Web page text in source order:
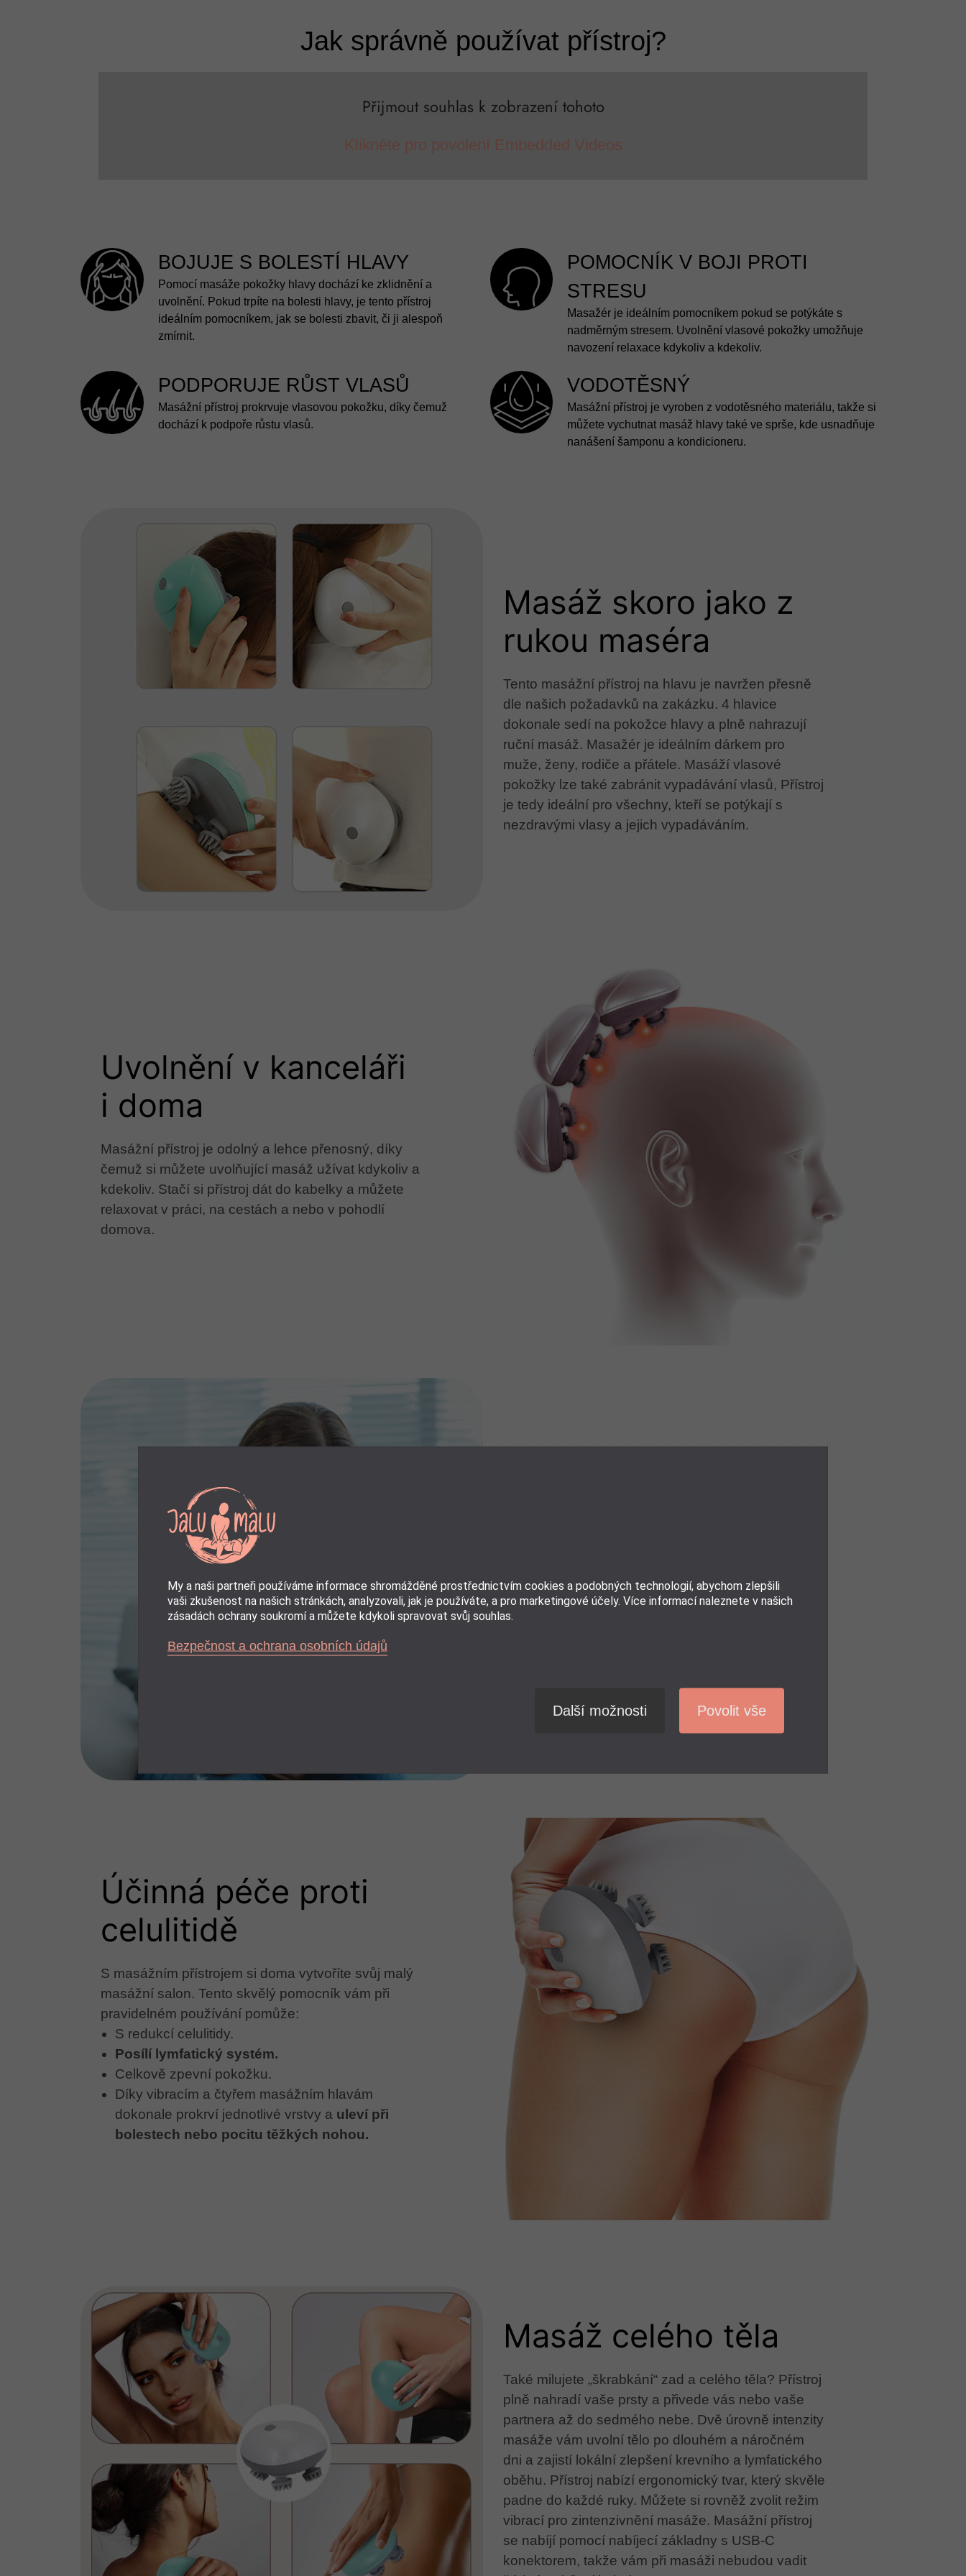
Jak správně používat přístroj?
Přijmout souhlas k zobrazení tohoto
Klikněte pro povolení Embedded Videos
BOJUJE S BOLESTÍ HLAVY
Pomocí masáže pokožky hlavy dochází ke zklidnění a
uvolnění. Pokud trpíte na bolesti hlavy, je tento přístroj
ideálním pomocníkem, jak se bolesti zbavit, či ji alespoň
zmírnit.
POMOCNÍK V BOJI PROTI
STRESU
Masažér je ideálním pomocníkem pokud se potýkáte s
nadměrným stresem. Uvolnění vlasové pokožky umožňuje
navození relaxace kdykoliv a kdekoliv.
PODPORUJE RŮST VLASŮ
Masážní přístroj prokrvuje vlasovou pokožku, díky čemuž
dochází k podpoře růstu vlasů.
VODOTĚSNÝ
Masážní přístroj je vyroben z vodotěsného materiálu, takže si
můžete vychutnat masáž hlavy také ve sprše, kde usnadňuje
nanášení šamponu a kondicioneru.
Masáž skoro jako z
rukou maséra​
Tento masážní přístroj na hlavu je navržen přesně
dle našich požadavků na zakázku. 4 hlavice
dokonale sedí na pokožce hlavy a plně nahrazují
ruční masáž. Masažér je ideálním dárkem pro
muže, ženy, rodiče a přátele. Masáží vlasové
pokožky lze také zabránit vypadávání vlasů, Přístroj
je tedy ideální pro všechny, kteří se potýkají s
nezdravými vlasy a jejich vypadáváním.
Uvolnění v kanceláři
i doma​
Masážní přístroj je odolný a lehce přenosný, díky
čemuž si můžete uvolňující masáž užívat kdykoliv a
kdekoliv. Stačí si přístroj dát do kabelky a můžete
relaxovat v práci, na cestách a nebo v pohodlí
domova.
Migrény a bolesti hlavy jsou často způsobené
stresujícími situacemi a únavou. Pomocí masážního
Účinná péče proti
celulitidě
S masážním přístrojem si doma vytvoříte svůj malý
masážní salon. Tento skvělý pomocník vám při
pravidelném používání pomůže:
S redukcí celulitidy.
Posílí lymfatický systém.
Celkově zpevní pokožku.
Díky vibracím a čtyřem masážním hlavám
dokonale prokrví jednotlivé vrstvy a uleví při
bolestech nebo pocitu těžkých nohou.
Masáž celého těla
Také milujete „škrabkání“ zad a celého těla? Přístroj
plně nahradí vaše prsty a přivede vás nebo vaše
partnera až do sedmého nebe. Dvě úrovně intenzity
masáže vám uvolní tělo po dlouhém a náročném
dni a zajistí lokální zlepšení krevního a lymfatického
oběhu. Přístroj nabízí ergonomický tvar, který skvěle
padne do každé ruky. Můžete si rovněž zvolit režim
vibrací pro zintenzivnění masáže. Masážní přístroj
se nabíjí pomocí nabíjecí základny s USB-C
konektorem, takže vám při masáži nebudou vadit
My a naši partneři používáme informace shromážděné prostřednictvím cookies a podobných technologií, abychom zlepšili
vaši zkušenost na našich stránkách, analyzovali, jak je používáte, a pro marketingové účely. Více informací naleznete v našich
zásadách ochrany soukromí a můžete kdykoli spravovat svůj souhlas.
Bezpečnost a ochrana osobních údajů
Další možnosti Povolit vše